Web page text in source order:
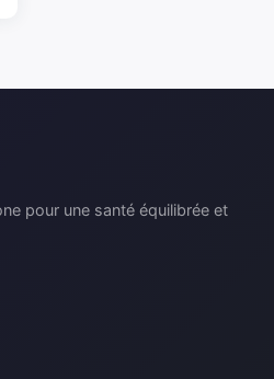
pour une santé équilibrée et